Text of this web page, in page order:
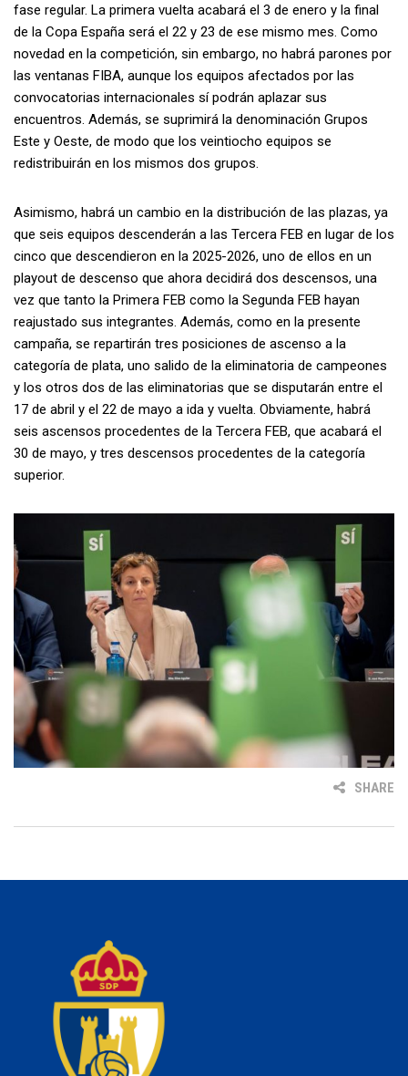
fase regular. La primera vuelta acabará el 3 de enero y la final
de la Copa España será el 22 y 23 de ese mismo mes. Como
novedad en la competición, sin embargo, no habrá parones por
las ventanas FIBA, aunque los equipos afectados por las
convocatorias internacionales sí podrán aplazar sus
encuentros. Además, se suprimirá la denominación Grupos
Este y Oeste, de modo que los veintiocho equipos se
redistribuirán en los mismos dos grupos.
Asimismo, habrá un cambio en la distribución de las plazas, ya
que seis equipos descenderán a las Tercera FEB en lugar de los
cinco que descendieron en la 2025-2026, uno de ellos en un
playout de descenso que ahora decidirá dos descensos, una
vez que tanto la Primera FEB como la Segunda FEB hayan
reajustado sus integrantes. Además, como en la presente
campaña, se repartirán tres posiciones de ascenso a la
categoría de plata, uno salido de la eliminatoria de campeones
y los otros dos de las eliminatorias que se disputarán entre el
17 de abril y el 22 de mayo a ida y vuelta. Obviamente, habrá
seis ascensos procedentes de la Tercera FEB, que acabará el
30 de mayo, y tres descensos procedentes de la categoría
superior.
SHARE